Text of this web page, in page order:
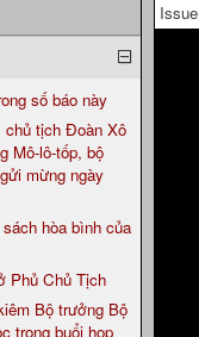
số báo này
chủ tịch Đoàn Xô
Mô-lô-tốp, bộ
mừng ngày
hòa bình của
Phủ Chủ Tịch
Bộ trưởng Bộ
trong buổi họp
Issue